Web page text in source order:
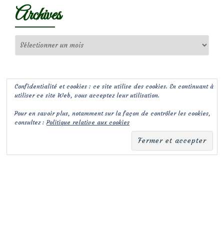
Archives
Confidentialité et cookies : ce site utilise des cookies. En continuant à
utiliser ce site Web, vous acceptez leur utilisation.
Pour en savoir plus, notamment sur la façon de contrôler les cookies,
consultez :Politique relative aux cookies